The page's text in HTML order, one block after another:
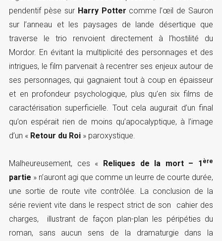
pendentif pèse sur Harry Potter comme l’œil de Sauron
sur l’anneau et les paysages de lande désertique que
traverse le trio renvoient directement à l’hostilité du
Mordor. En évitant la multiplicité des personnages et des
intrigues, le film parvenait à recentrer ses enjeux autour de
ses personnages, qui gagnaient tout à coup en épaisseur
et en profondeur psychologique, plus qu’en six films de
caractérisation superficielle. Tout cela augurait d’un final
qu’on espérait rien de moins qu’apocalyptique, à l’image
d’un « Retour du Roi» paroxystique.
Malheureusement, ces « Reliques de la mort – 1 ère
partie » n’auront agi que comme un leurre de courte durée,
une sortie de route vite contrôlée. La conclusion de la
série revient vite dans le respect strict de son cahier des
charges, illustrant de façon plan-plan les péripéties du
roman, sans aucun sens de la dramaturgie dans la